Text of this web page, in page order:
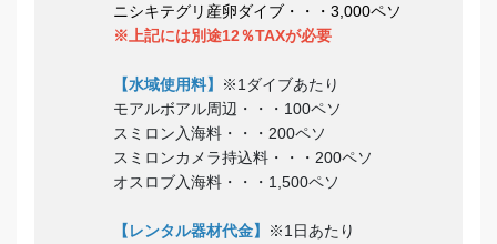
ニシキテグリ産卵ダイブ・・・3,000ペソ
※上記には別途12％TAXが必要
【水域使用料】
※1ダイブあたり
モアルボアル周辺・・・100ペソ
スミロン入海料・・・200ペソ
スミロンカメラ持込料・・・200ペソ
オスロブ入海料・・・1,500ペソ
【レンタル器材代金】
※1日あたり